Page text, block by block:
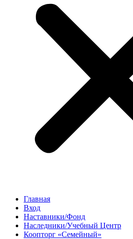
Главная
Вход
Наставники/Фонд
Наследники/Учебный Центр
Коопторг «Семейный»